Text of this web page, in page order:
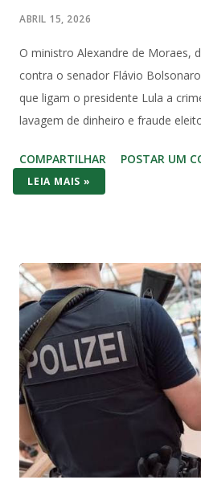
ABRIL 15, 2026
O ministro Alexandre de Moraes,
contra o senador Flávio
que ligam o presidente Lula a
lavagem de dinheiro e fraude
violação direta à imunidade
Constituição Federal de 1988. O
todas as manifestações, sem
exatamente para proteger o livre
parlamentar. Essa imunidade não
garantia institucional do regime
senadores e deputados debatem
de retaliação judicial, inclusive
exercício da função. Diante da
constitucional, a abertur...
COMPARTILHAR POSTAR UM
LEIA MAIS »